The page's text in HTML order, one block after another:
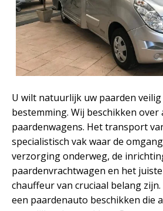
U wilt natuurlijk uw paarden
bestemming. Wij beschikken
paardenwagens. Het transport
specialistisch vak waar de
verzorging onderweg, de
paardenvrachtwagen en het
chauffeur van cruciaal belang
een paardenauto beschikken die